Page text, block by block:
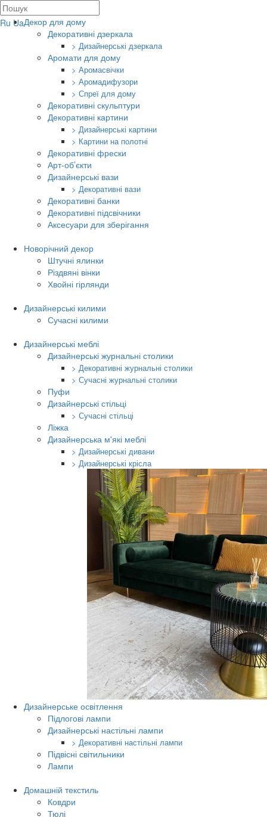
Ru UaДекор для дому
Декоративні дзеркала
> Дизайнерські дзеркала
Аромати для дому
> Аромасвічки
> Аромадифузори
> Спреї для дому
Декоративні скульптури
Декоративні картини
> Дизайнерські картини
> Картини на полотні
Декоративні фрески
Арт-об’єкти
Дизайнерські вази
> Декоративні вази
Декоративні банки
Декоративні підсвічники
Аксесуари для зберігання
Новорічний декор
Штучні ялинки
Різдвяні вінки
Хвойні гірлянди
Дизайнерські килими
Сучасні килими
Дизайнерські меблі
Дизайнерські журнальні столики
> Декоративні журнальні столики
> Сучасні журнальні столики
Пуфи
Дизайнерські стільці
> Сучасні стільці
Ліжка
Дизайнерська м'які меблі
> Дизайнерські дивани
> Дизайнерські крісла
Дизайнерське освітлення
Підлогові лампи
Дизайнерські настільні лампи
> Декоративні настільні лампи
Підвісні світильники
Лампи
Домашній текстиль
Ковдри
Тюлі